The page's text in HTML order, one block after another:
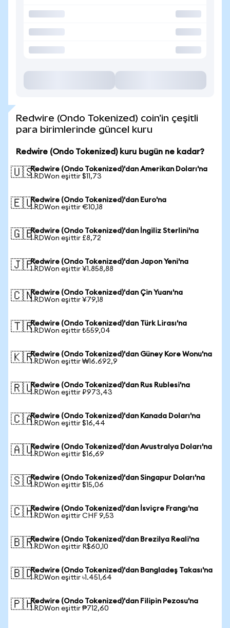
Redwire (Ondo Tokenized) coin'in çeşitli
para birimlerinde güncel kuru
Redwire (Ondo Tokenized) kuru bugün ne kadar?
🇺🇸Redwire (Ondo Tokenized)'dan Amerikan Doları'na
1 RDWon eşittir $11,73
🇪🇺Redwire (Ondo Tokenized)'dan Euro'na
1 RDWon eşittir €10,18
🇬🇧Redwire (Ondo Tokenized)'dan İngiliz Sterlini'na
1 RDWon eşittir £8,72
🇯🇵Redwire (Ondo Tokenized)'dan Japon Yeni'na
1 RDWon eşittir ¥1.858,88
🇨🇳Redwire (Ondo Tokenized)'dan Çin Yuanı'na
1 RDWon eşittir ¥79,18
🇹🇷Redwire (Ondo Tokenized)'dan Türk Lirası'na
1 RDWon eşittir ₺559,04
🇰🇷Redwire (Ondo Tokenized)'dan Güney Kore Wonu'na
1 RDWon eşittir ₩16.692,9
🇷🇺Redwire (Ondo Tokenized)'dan Rus Rublesi'na
1 RDWon eşittir ₽973,43
🇨🇦Redwire (Ondo Tokenized)'dan Kanada Doları'na
1 RDWon eşittir $16,44
🇦🇺Redwire (Ondo Tokenized)'dan Avustralya Doları'na
1 RDWon eşittir $16,69
🇸🇬Redwire (Ondo Tokenized)'dan Singapur Doları'na
1 RDWon eşittir $15,06
🇨🇭Redwire (Ondo Tokenized)'dan İsviçre Frangı'na
1 RDWon eşittir CHF 9,53
🇧🇷Redwire (Ondo Tokenized)'dan Brezilya Reali'na
1 RDWon eşittir R$60,10
🇧🇩Redwire (Ondo Tokenized)'dan Bangladeş Takası'na
1 RDWon eşittir ৳1.451,64
🇵🇭Redwire (Ondo Tokenized)'dan Filipin Pezosu'na
1 RDWon eşittir ₱712,60